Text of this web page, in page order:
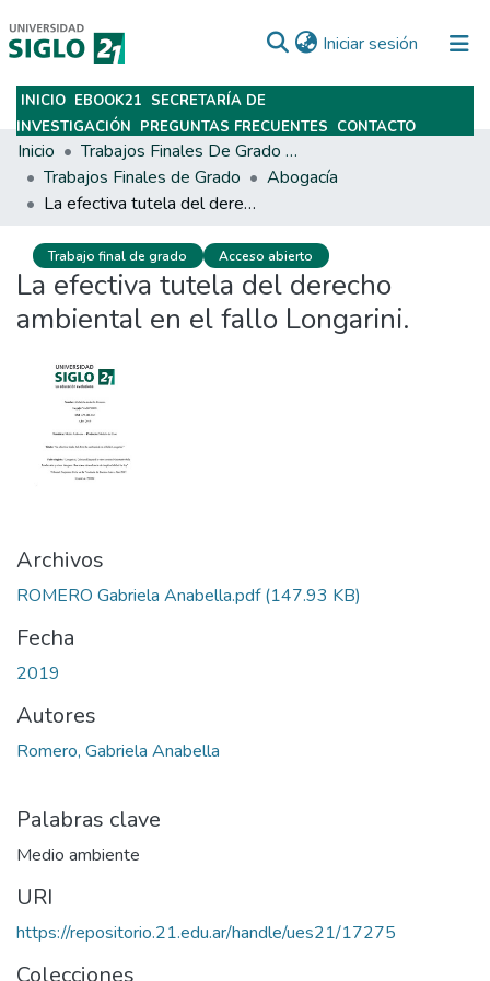
Iniciar sesión (current)
Subir
INICIO EBOOK21 SECRETARÍA DE
INVESTIGACIÓN PREGUNTAS FRECUENTES CONTACTO
Inicio
Trabajos Finales De Grado Y Posgrado
Trabajos Finales de Grado
Abogacía
La efectiva tutela del derecho ambiental en el fallo Longarini.
Trabajo final de grado Acceso abierto
La efectiva tutela del derecho
ambiental en el fallo Longarini.
Archivos
ROMERO Gabriela Anabella.pdf(147.93 KB)
Fecha
2019
Autores
Romero, Gabriela Anabella
Palabras clave
Medio ambiente
URI
https://repositorio.21.edu.ar/handle/ues21/17275